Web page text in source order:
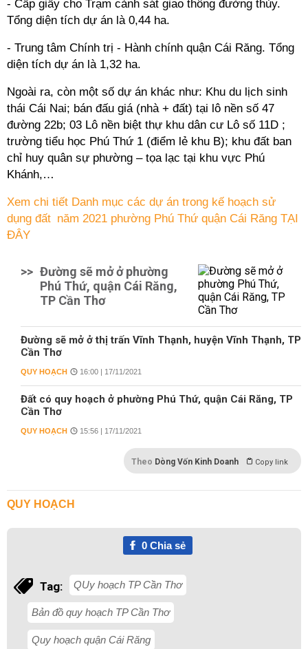
- Cấp giấy cho Trạm cảnh sát giao thông đường thủy.
Tổng diện tích dự án là 0,44 ha.
- Trung tâm Chính trị - Hành chính quận Cái Răng. Tổng
diện tích dự án là 1,32 ha.
Ngoài ra, còn một số dự án khác như: Khu du lịch sinh
thái Cái Nai; bán đấu giá (nhà + đất) tại lô nền số 47
đường 22b; 03 Lô nền biệt thự khu dân cư Lô số 11D ;
trường tiểu học Phú Thứ 1 (điểm lẻ khu B); khu đất ban
chỉ huy quân sự phường – tọa lạc tại khu vực Phú
Khánh,…
Xem chi tiết Danh mục các dự án trong kế hoạch sử
dụng đất năm 2021 phường Phú Thứ quận Cái Răng TẠI
ĐÂY
>> Đường sẽ mở ở phường
Phú Thứ, quận Cái Răng,
TP Cần Thơ
Đường sẽ mở ở thị trấn Vĩnh Thạnh, huyện Vĩnh Thạnh, TP
Cần Thơ
QUY HOẠCH 16:00 | 17/11/2021
Đất có quy hoạch ở phường Phú Thứ, quận Cái Răng, TP
Cần Thơ
QUY HOẠCH 15:56 | 17/11/2021
Theo Dòng Vốn Kinh Doanh Copy link
QUY HOẠCH
0Chia sẻ
Tag: QUy hoạch TP Cần Thơ
Bản đồ quy hoạch TP Cần Thơ
Quy hoạch quận Cái Răng